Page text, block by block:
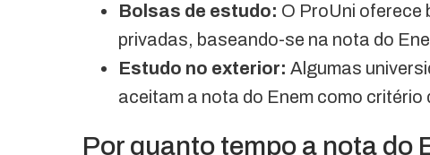
Bolsas de estudo: O ProUni oferece
privadas, baseando-se na nota do
Estudo no exterior: Algumas
aceitam a nota do Enem como critério
Por quanto tempo a nota do